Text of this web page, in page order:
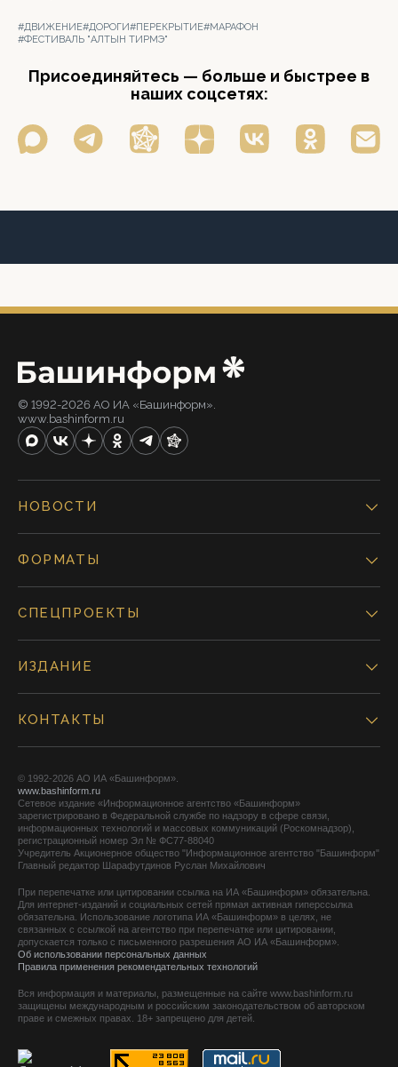
#ДВИЖЕНИЕ#ДОРОГИ#ПЕРЕКРЫТИЕ#МАРАФОН
#ФЕСТИВАЛЬ "АЛТЫН ТИРМЭ"
Присоединяйтесь — больше и быстрее в
наших соцсетях:
© 1992-2026 АО ИА «Башинформ».
www.bashinform.ru
НОВОСТИ
ФОРМАТЫ
СПЕЦПРОЕКТЫ
ИЗДАНИЕ
КОНТАКТЫ
© 1992-2026 АО ИА «Башинформ».
www.bashinform.ru
Сетевое издание «Информационное агентство «Башинформ»
зарегистрировано в Федеральной службе по надзору в сфере связи,
информационных технологий и массовых коммуникаций (Роскомнадзор),
регистрационный номер Эл № ФС77-88040
Учредитель Акционерное общество "Информационное агентство "Башинформ"
Главный редактор Шарафутдинов Руслан Михайлович
При перепечатке или цитировании ссылка на ИА «Башинформ» обязательна.
Для интернет-изданий и социальных сетей прямая активная гиперссылка
обязательна. Использование логотипа ИА «Башинформ» в целях, не
связанных с ссылкой на агентство при перепечатке или цитировании,
допускается только с письменного разрешения АО ИА «Башинформ».
Об использовании персональных данных
Правила применения рекомендательных технологий
Вся информация и материалы, размещенные на сайте www.bashinform.ru
защищены международным и российским законодательством об авторском
праве и смежных правах. 18+ запрещено для детей.